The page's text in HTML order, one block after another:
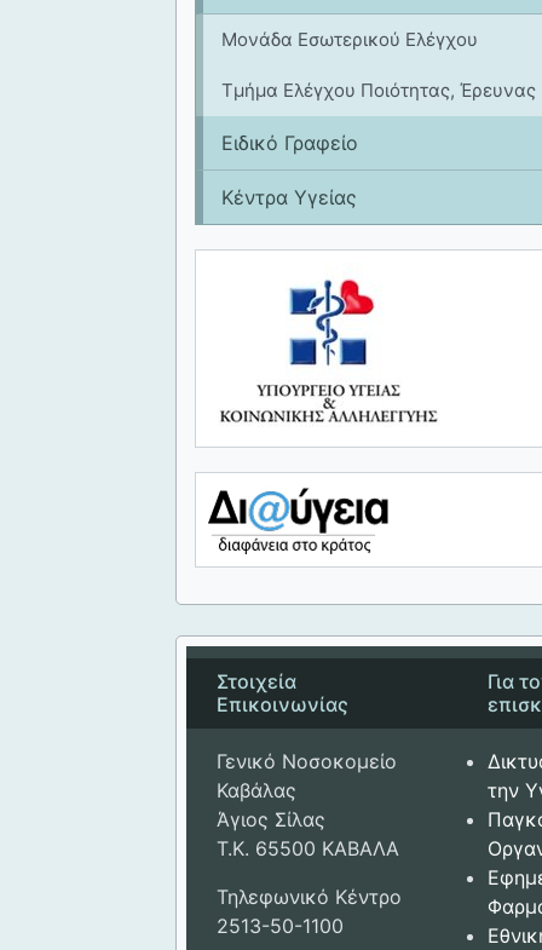
Μονάδα Εσωτερικού Ελέγχου
Τμήμα Ελέγχου Ποιότητας, Έρευνας
Ειδικό Γραφείο
Κέντρα Υγείας
Στοιχεία
Επικοινωνίας
Γενικό Νοσοκομείο
Καβάλας
Άγιος Σίλας
Τ.Κ. 65500 ΚΑΒΑΛΑ
Τηλεφωνικό Κέντρο
2513-50-1100
Για
την